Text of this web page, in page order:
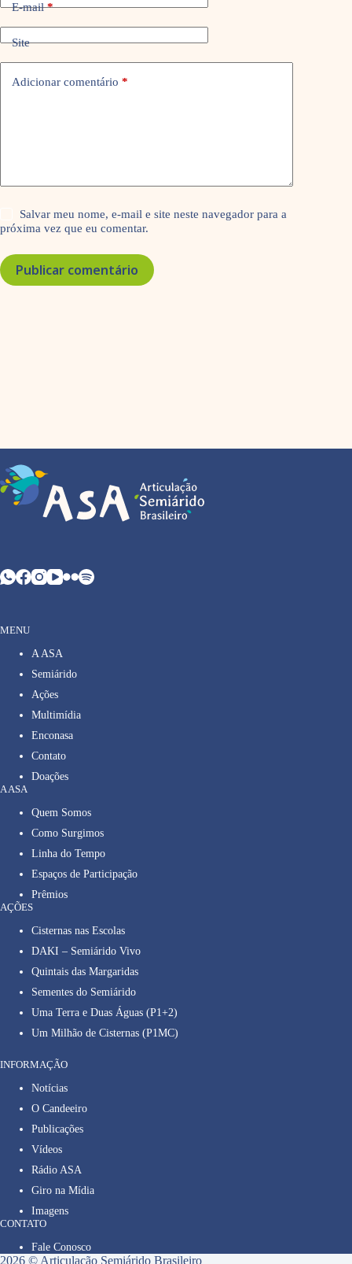
E-mail*
Site
Adicionar comentário *
Salvar meu nome, e-mail e site neste navegador para a
próxima vez que eu comentar.
Publicar comentário
MENU
A ASA
Semiárido
Ações
Multimídia
Enconasa
Contato
Doações
A ASA
Quem Somos
Como Surgimos
Linha do Tempo
Espaços de Participação
Prêmios
AÇÕES
Cisternas nas Escolas
DAKI – Semiárido Vivo
Quintais das Margaridas
Sementes do Semiárido
Uma Terra e Duas Águas (P1+2)
Um Milhão de Cisternas (P1MC)
INFORMAÇÃO
Notícias
O Candeeiro
Publicações
Vídeos
Rádio ASA
Giro na Mídia
Imagens
CONTATO
Fale Conosco
2026 © Articulação Semiárido Brasileiro